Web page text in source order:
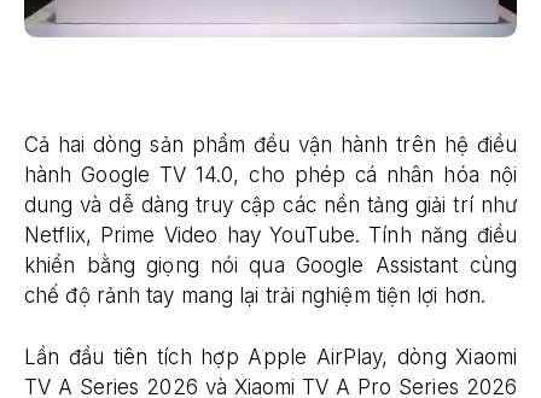
Cả hai dòng sản phẩm đều vận hành trên hệ điều
hành Google TV 14.0, cho phép cá nhân hóa nội
dung và dễ dàng truy cập các nền tảng giải trí như
Netflix, Prime Video hay YouTube. Tính năng điều
khiển bằng giọng nói qua Google Assistant cùng
chế độ rảnh tay mang lại trải nghiệm tiện lợi hơn.
Lần đầu tiên tích hợp Apple AirPlay, dòng Xiaomi
TV A Series 2026 và Xiaomi TV A Pro Series 2026